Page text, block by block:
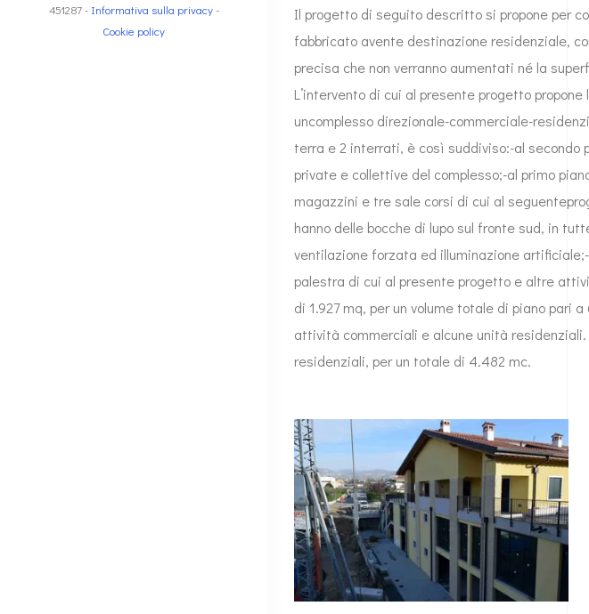
451287 - Informativa sulla privacy-
Cookie policy
Il progetto di seguito descritto si propone per
fabbricato avente destinazione residenziale,
precisa che non verranno aumentati né la
L’intervento di cui al presente progetto
uncomplesso direzionale-commerciale-
terra e 2 interrati, è così suddiviso:-al
private e collettive del complesso;-al primo
magazzini e tre sale corsi di cui al
hanno delle bocche di lupo sul fronte sud, in
ventilazione forzata ed illuminazione
palestra di cui al presente progetto e altre
di 1.927 mq, per un volume totale di piano pari
attività commerciali e alcune unità
residenziali, per un totale di 4.482 mc.